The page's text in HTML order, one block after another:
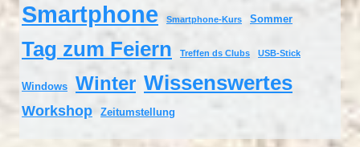
Smartphone Smartphone-Kurs Sommer
Tag zum Feiern Treffen ds Clubs USB-Stick
Windows Winter Wissenswertes
Workshop Zeitumstellung